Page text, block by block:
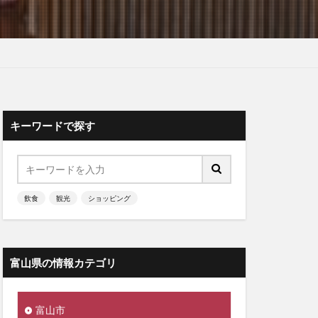
キーワードで探す
飲食 観光 ショッピング
富山県の情報カテゴリ
富山市